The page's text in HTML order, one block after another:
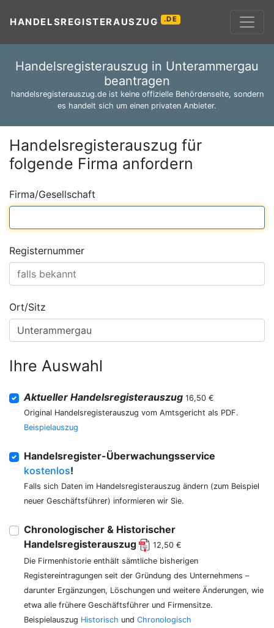
HANDELSREGISTERAUSZUG .DE
Handelsregisterauszug in Unterammergau
beantragen
handelsregisterauszug.de ist keine offizielle Behördenseite, sondern
es handelt sich um einen privaten Anbieter.
Handelsregisterauszug für
folgende Firma anfordern
Firma/Gesellschaft
Registernummer
Ort/Sitz
Ihre Auswahl
Aktueller Handelsregisterauszug 16,50 €
Original Handelsregisterauszug vom Amtsgericht als PDF.
Beispielauszug
Handelsregister-Überwachungsservice
kostenlos!
Falls sich Daten im Handelsregisterauszug ändern (zum Beispiel
neuer Geschäftsführer) informieren wir Sie.
Chronologischer & Historischer
Handelsregisterauszug
12,50 €
Die Firmenhistorie enthält sämtliche bisherigen
Registereintragungen seit der Gründung des Unternehmens –
darunter Ergänzungen, Löschungen und weitere Änderungen, wie
etwa alle frühere Geschäftsführer und Firmensitze.
Beispielauszug Historisch und Chronologisch